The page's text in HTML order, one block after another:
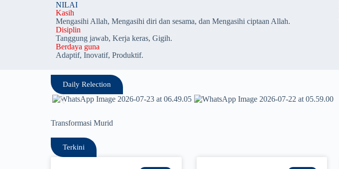
NILAI
Kasih
Mengasihi Allah, Mengasihi diri dan sesama, dan Mengasihi ciptaan Allah.
Disiplin
Tanggung jawab, Kerja keras, Gigih.
Berdaya guna
Adaptif, Inovatif, Produktif.
Daily Relection
Transformasi Murid
Terkini